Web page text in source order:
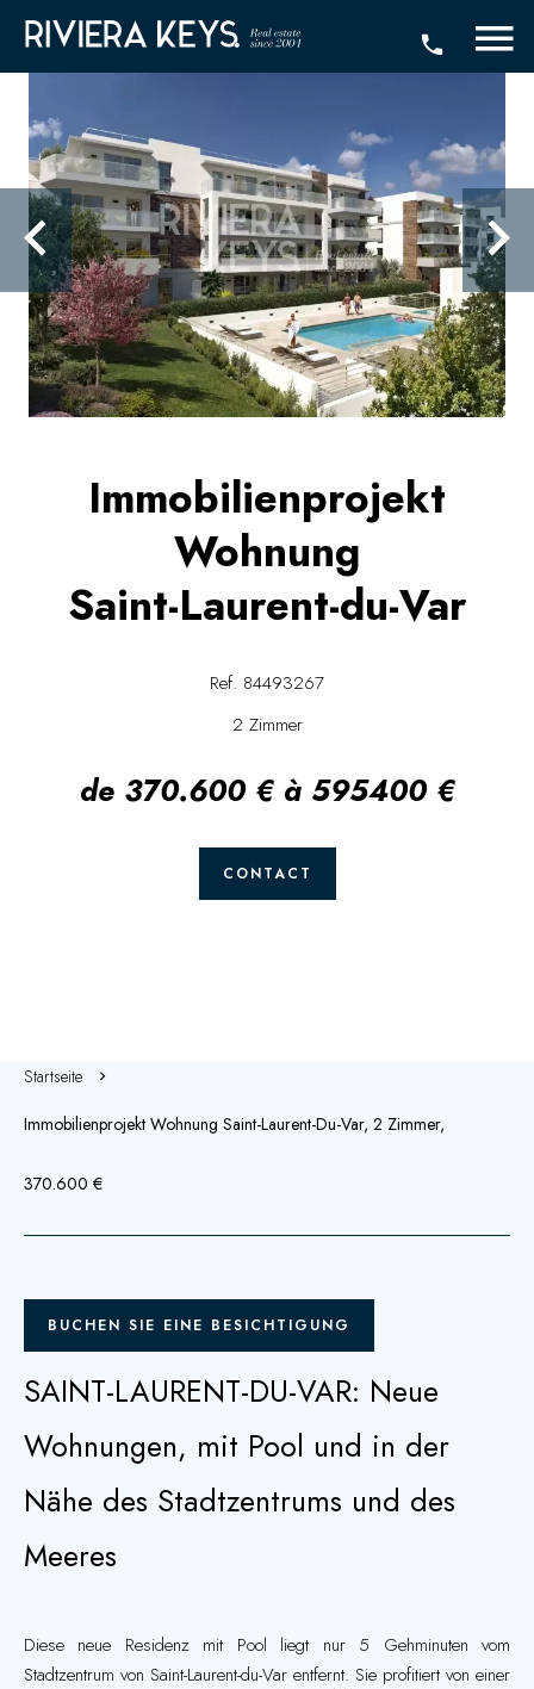
Immobilienprojekt
Wohnung
Saint-Laurent-du-Var
Ref. 84493267
2 Zimmer
de 370.600 € à 595400 €
CONTACT
Startseite
Immobilienprojekt Wohnung Saint-Laurent-Du-Var, 2 Zimmer,
370.600 €
BUCHEN SIE EINE BESICHTIGUNG
SAINT-LAURENT-DU-VAR: Neue
Wohnungen, mit Pool und in der
Nähe des Stadtzentrums und des
Meeres
Diese neue Residenz mit Pool liegt nur 5 Gehminuten vom
Stadtzentrum von Saint-Laurent-du-Var entfernt. Sie profitiert von einer